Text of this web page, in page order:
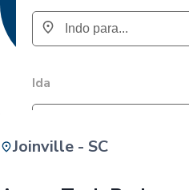
Ida
Joinville - SC